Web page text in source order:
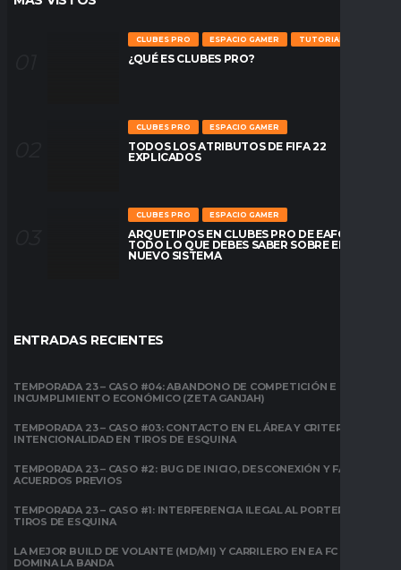
CLUBES PRO ESPACIO GAMER TUTORIALES
¿QUÉ ES CLUBES PRO?
CLUBES PRO ESPACIO GAMER
TODOS LOS ATRIBUTOS DE FIFA 22
EXPLICADOS
CLUBES PRO ESPACIO GAMER
ARQUETIPOS EN CLUBES PRO DE EAFC26:
TODO LO QUE DEBES SABER SOBRE EL
NUEVO SISTEMA
ENTRADAS RECIENTES
TEMPORADA 23 – CASO #04: ABANDONO DE COMPETICIÓN E
INCUMPLIMIENTO ECONÓMICO (ZETA GANJAH)
TEMPORADA 23 – CASO #03: CONTACTO EN EL ÁREA Y CRITERIO DE
INTENCIONALIDAD EN TIROS DE ESQUINA
TEMPORADA 23 – CASO #2: BUG DE INICIO, DESCONEXIÓN Y FALTA DE
ACUERDOS PREVIOS
TEMPORADA 23 – CASO #1: INTERFERENCIA ILEGAL AL PORTERO EN
TIROS DE ESQUINA
LA MEJOR BUILD DE VOLANTE (MD/MI) Y CARRILERO EN EA FC 26:
DOMINA LA BANDA